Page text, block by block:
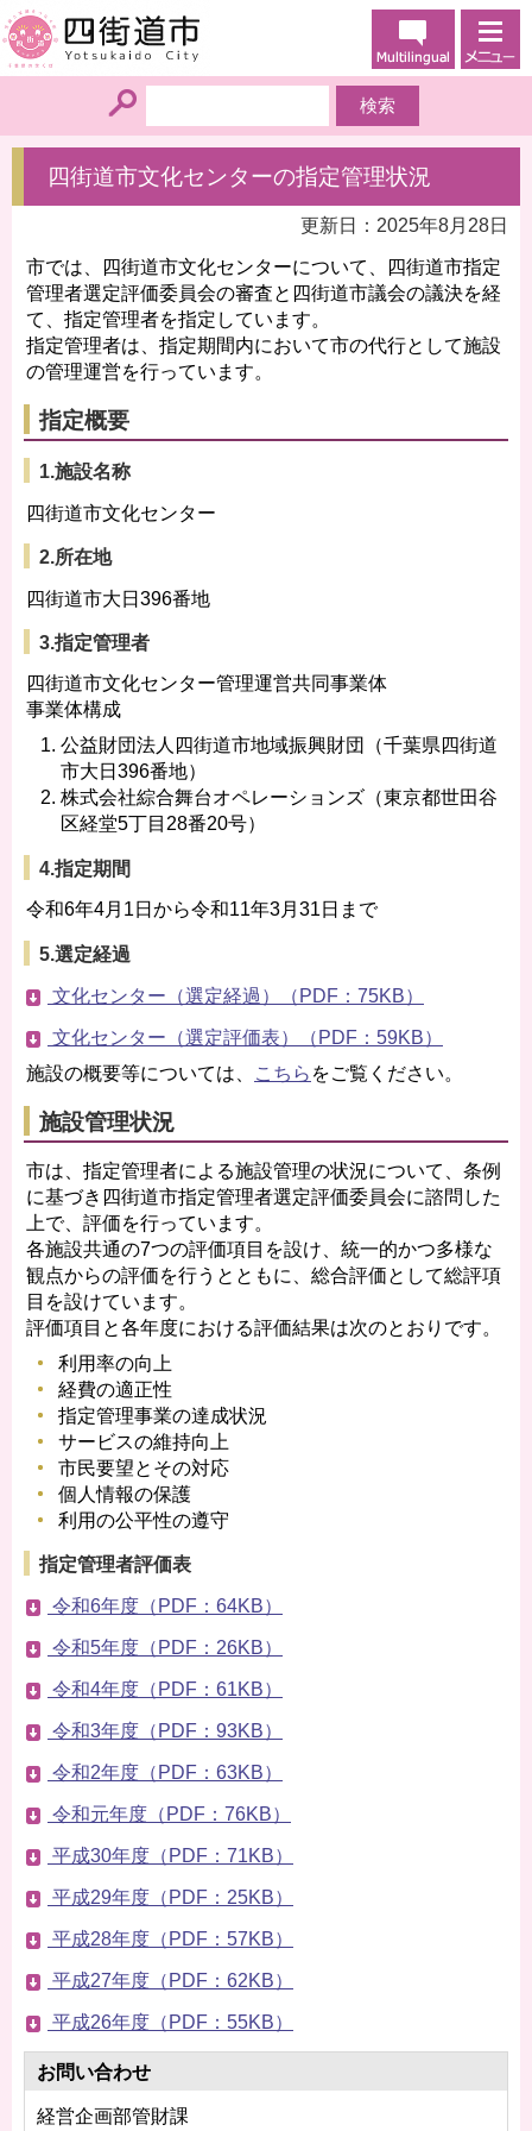
四街道市文化センターの指定管理状況
更新日：2025年8月28日
市では、四街道市文化センターについて、四街道市指定
管理者選定評価委員会の審査と四街道市議会の議決を経
て、指定管理者を指定しています。
指定管理者は、指定期間内において市の代行として施設
の管理運営を行っています。
指定概要
1.施設名称
四街道市文化センター
2.所在地
四街道市大日396番地
3.指定管理者
四街道市文化センター管理運営共同事業体
事業体構成
公益財団法人四街道市地域振興財団（千葉県四街道
市大日396番地）
株式会社綜合舞台オペレーションズ（東京都世田谷
区経堂5丁目28番20号）
4.指定期間
令和6年4月1日から令和11年3月31日まで
5.選定経過
文化センター（選定経過）（PDF：75KB）
文化センター（選定評価表）（PDF：59KB）
施設の概要等については、
こちら をご覧ください。
施設管理状況
市は、指定管理者による施設管理の状況について、条例
に基づき四街道市指定管理者選定評価委員会に諮問した
上で、評価を行っています。
各施設共通の7つの評価項目を設け、統一的かつ多様な
観点からの評価を行うとともに、総合評価として総評項
目を設けています。
評価項目と各年度における評価結果は次のとおりです。
利用率の向上
経費の適正性
指定管理事業の達成状況
サービスの維持向上
市民要望とその対応
個人情報の保護
利用の公平性の遵守
指定管理者評価表
令和6年度（PDF：64KB）
令和5年度（PDF：26KB）
令和4年度（PDF：61KB）
令和3年度（PDF：93KB）
令和2年度（PDF：63KB）
令和元年度（PDF：76KB）
平成30年度（PDF：71KB）
平成29年度（PDF：25KB）
平成28年度（PDF：57KB）
平成27年度（PDF：62KB）
平成26年度（PDF：55KB）
お問い合わせ
経営企画部管財課